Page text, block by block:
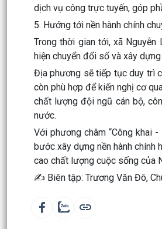
dịch vụ công trực tuyến, góp
5. Hướng tới nền hành chính
Trong thời gian tới, xã
hiện chuyển đổi số và xây
Địa phương sẽ tiếp tục duy trì
còn phù hợp để kiến nghị cơ
chất lượng đội ngũ cán bộ,
nước.
Với phương châm “Công khai
bước xây dựng nền hành chính
cao chất lượng cuộc sống của
✍️ Biên tập: Trương Văn Đô,